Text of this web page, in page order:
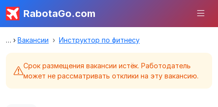
RabotaGo.com
Вакансии Инструктор по фитнесу
Срок размещения вакансии истёк. Работодатель
может не рассматривать отклики на эту вакансию.